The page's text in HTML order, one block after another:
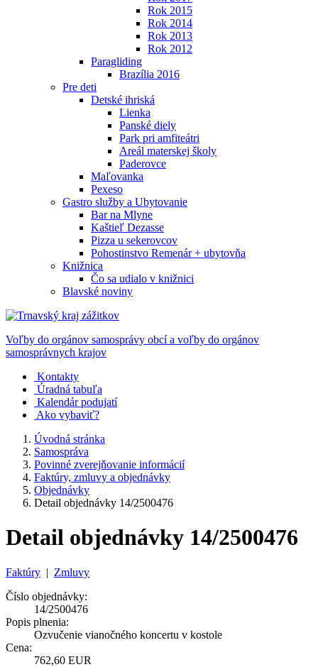
Rok 2015
Rok 2014
Rok 2013
Rok 2012
Paragliding
Brazília 2016
Pre deti
Detské ihriská
Lienka
Panské diely
Park pri amfiteátri
Areál materskej školy
Paderovce
Maľovanka
Pexeso
Gastro služby a Ubytovanie
Bar na Mlyne
Kaštieľ Dezasse
Pizza u sekerovcov
Pohostinstvo Remenár + ubytovňa
Knižnica
Čo sa udialo v knižnici
Blavské noviny
Voľby do orgánov samosprávy obcí a voľby do orgánov
samosprávnych krajov
Kontakty
Úradná tabuľa
Kalendár podujatí
Ako vybaviť?
Úvodná stránka
Samospráva
Povinné zverejňovanie informácií
Faktúry, zmluvy a objednávky
Objednávky
Detail objednávky 14/2500476
Detail objednávky 14/2500476
Faktúry | Zmluvy
Číslo objednávky:
14/2500476
Popis plnenia:
Ozvučenie vianočného koncertu v kostole
Cena:
762,60 EUR